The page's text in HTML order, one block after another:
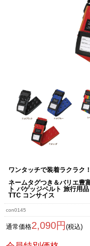
ワンタッチで装着ラクラク
ネームタグつき＆バリエ豊
ト バゲッジベルト 旅行用
TTC コンサイス
con0145
通常価格2,090円 (税込)